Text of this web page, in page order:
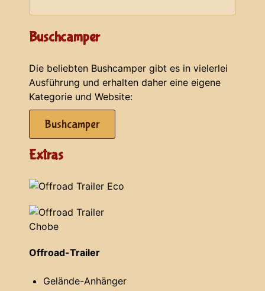
Buschcamper
Die beliebten Bushcamper gibt es in vielerlei
Ausführung und erhalten daher eine eigene
Kategorie und Website:
Bushcamper
Extras
Offroad-Trailer
Gelände-Anhänger